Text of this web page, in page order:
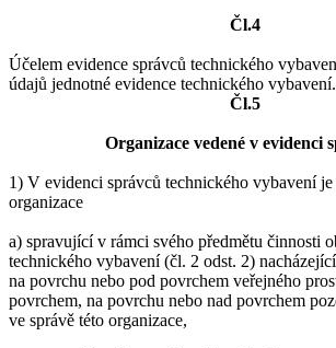
Čl.4
Účelem evidence správců technického
údajů jednotné evidence technického vybavení.
Čl.5
Organizace vedené v evidenci
1) V evidenci správců technického vybavení je
organizace
a) spravující v rámci svého předmětu činnosti
technického vybavení (čl. 2 odst. 2)
na povrchu nebo pod povrchem veřejného
povrchem, na povrchu nebo nad povrchem
ve správě této organizace,